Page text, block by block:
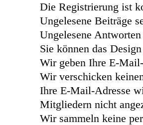
Die Registrierung ist
Ungelesene Beiträge
Ungelesene
Sie können das
Wir geben Ihre E-
Wir verschicken
Ihre E-Mail-Adresse
Mitgliedern nicht
Wir sammeln keine